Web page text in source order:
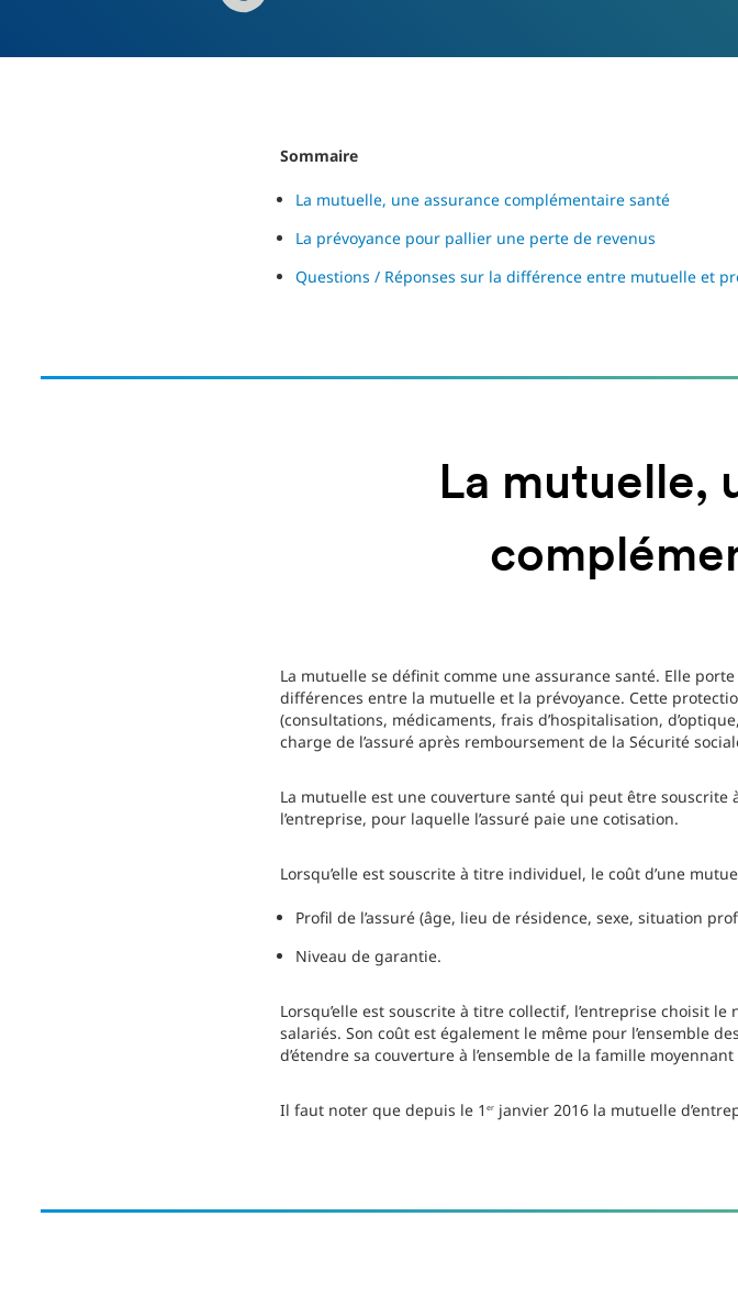
Sommaire
La mutuelle, une assurance complémentaire santé
La prévoyance pour pallier une perte de revenus
Questions / Réponses sur la différence entre mutuelle et
La mutuelle,
La mutuelle se définit comme une assurance santé. Elle
différences entre la mutuelle et la prévoyance. Cette
(consultations, médicaments, frais d’hospitalisation,
charge de l’assuré après remboursement de la Sécurité
La mutuelle est une couverture santé qui peut être
l’entreprise, pour laquelle l’assuré paie une cotisation.
Lorsqu’elle est souscrite à titre individuel, le coût d’une
Profil de l’assuré (âge, lieu de résidence, sexe, situation
Niveau de garantie.
Lorsqu’elle est souscrite à titre collectif, l’entreprise choisit
salariés. Son coût est également le même pour l’ensemble
d’étendre sa couverture à l’ensemble de la famille
Il faut noter que depuis le 1 erjanvier 2016 la mutuelle